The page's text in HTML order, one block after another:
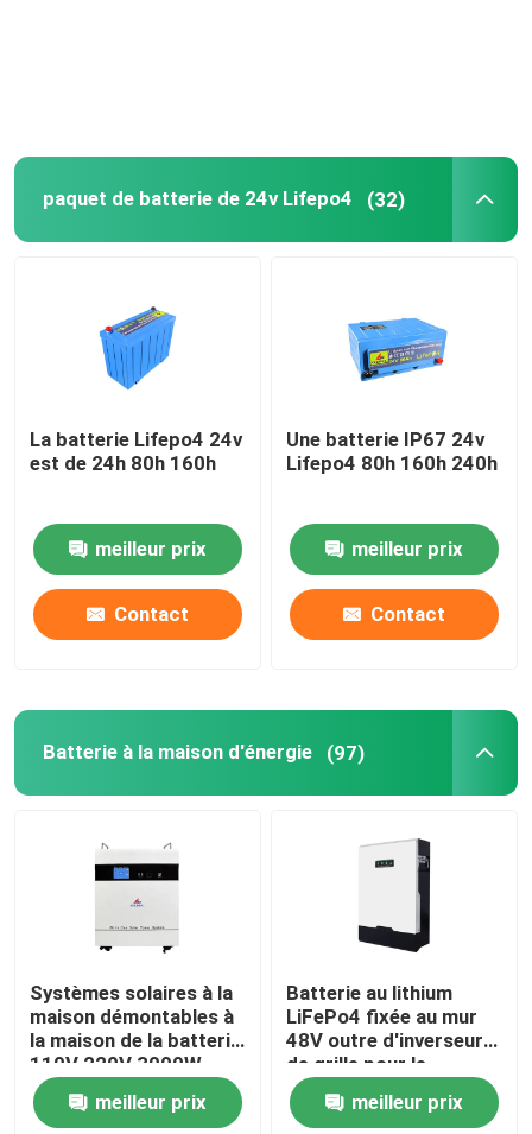
nouvelles
Tous les cas
Batterie de l'ion LiFePO4 de lithium
paquet de batterie de 12v LiFePO4
Batterie à la maison d'énergie
Batterie de rv LiFePo4
petite batterie de lipo
paquet de batterie de 48V LiFePO4
paquet de batterie de 24v Lifepo4 (32)
La batterie Lifepo4 24v
est de 24h 80h 160h
meilleur prix
Contact
Une batterie IP67 24v
Lifepo4 80h 160h 240h
meilleur prix
Contact
Batterie à la maison d'énergie (97)
Systèmes solaires à la
maison démontables à
la maison de la batterie
110V 220V 3000W
d'énergie
meilleur prix
Batterie au lithium
LiFePo4 fixée au mur
48V outre d'inverseur
de grille pour le
système d'alimentation
solaire à la maison
meilleur prix